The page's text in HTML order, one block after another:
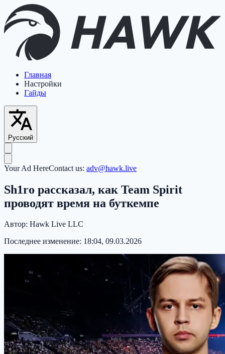
Главная
Настройки
Гайды
Русский
Your Ad HereContact us: adv@hawk.live
Sh1ro рассказал, как Team Spirit
проводят время на буткемпе
Автор: Hawk Live LLC
Последнее изменение: 18:04, 09.03.2026